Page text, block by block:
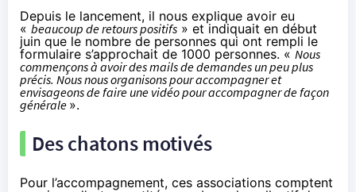
Depuis le lancement, il nous explique avoir eu
« beaucoup de retours positifs » et indiquait en début
juin que le nombre de personnes qui ont rempli le
formulaire s’approchait de 1000 personnes. « Nous
commençons à avoir des mails de demandes un peu plus
précis. Nous nous organisons pour accompagner et
envisageons de faire une vidéo pour accompagner de façon
générale ».
Des chatons motivés
Pour l’accompagnement, ces associations comptent